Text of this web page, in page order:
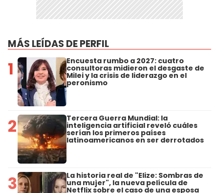
MÁS LEÍDAS DE PERFIL
1 Encuesta rumbo a 2027: cuatro
consultoras midieron el desgaste de
Milei y la crisis de liderazgo en el
peronismo
2 Tercera Guerra Mundial: la
inteligencia artificial reveló cuáles
serían los primeros países
latinoamericanos en ser derrotados
3 La historia real de "Elize: Sombras de
una mujer", la nueva película de
Netflix sobre el caso de una esposa